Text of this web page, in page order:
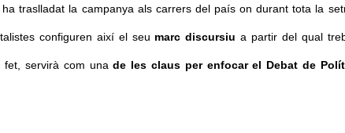
ha traslladat la campanya als carrers del país on durant tota la
configuren així el seu marc discursiu a partir del qual
fet, servirà com una de les claus per enfocar el Debat de